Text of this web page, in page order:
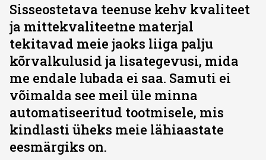
Sisseostetava teenuse kehv kvaliteet
ja mittekvaliteetne materjal
tekitavad meie jaoks liiga palju
kõrvalkulusid ja lisategevusi, mida
me endale lubada ei saa. Samuti ei
võimalda see meil üle minna
automatiseeritud tootmisele, mis
kindlasti üheks meie lähiaastate
eesmärgiks on.